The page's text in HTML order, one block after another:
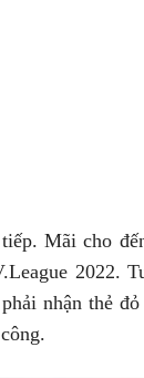
Mãi cho
2022.
nhận thẻ